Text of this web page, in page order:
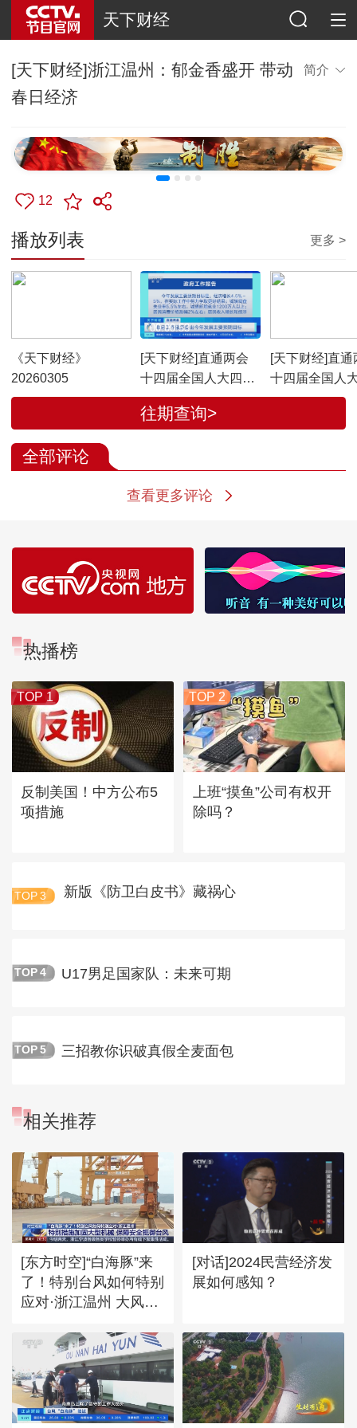
天下财经
[天下财经]浙江温州：郁金香盛开 带动
春日经济
简介
12
播放列表 更多 >
《天下财经》
20260305
[天下财经]直通两会
十四届全国人大四次
会议今天开幕
00:00:53
[天下财经]直通
十四届全国人
会议首场“代表
往期查询>
全部评论
查看更多评论
热播榜
TOP 1
反制美国！中方公布5
项措施
TOP 2
上班“摸鱼”公司有权开
除吗？
TOP 3 新版《防卫白皮书》藏祸心
TOP 4 U17男足国家队：未来可期
TOP 5 三招教你识破真假全麦面包
相关推荐
[东方时空]“白海豚”来
了！特别台风如何特别
应对·浙江温州 大风来
械紧急加固
[对话]2024民营经济发
展如何感知？